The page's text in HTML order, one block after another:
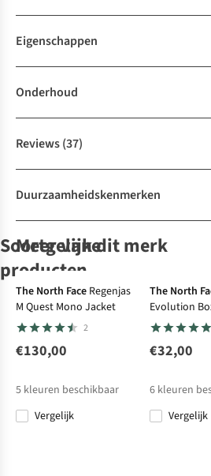
Eigenschappen
Onderhoud
Reviews(37)
Duurzaamheidskenmerken
Soortgelijke
producten
Expert review
Regenjas
Firewall Jacket
DWR-
De keuze van
A.S.
Jack Wolfskin
Regenjas
Tempest 2L Jkt M
DWR-
-30%
Vaude
Regenjas
Elope II
€168,00
Vaude
Regenjas
Rosemoor II
Jack Wolfskin
Regenjas Jasper
2L Jacket
Meer van dit merk
De keuze van A.S.
The North Face Regenjas
M Quest Mono Jacket
2
€130,00
5 kleuren beschikbaar
Vergelijk
The North
Evolution
Regular
€32,00
6 kleuren
Vergelijk